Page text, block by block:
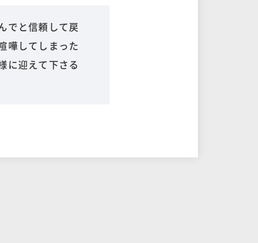
でと信頼して戻
嘩してしまった
に迎えて下さる